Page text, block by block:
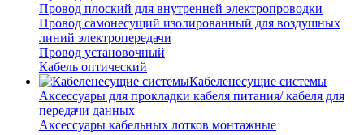
Провод плоский для внутренней электропроводки
Провод самонесущий изолированный для воздушных
линий электропередачи
Провод установочный
Кабель оптический
Кабеленесущие системы
Аксессуары для прокладки кабеля питания/ кабеля для
передачи данных
Аксессуары кабельных лотков монтажные